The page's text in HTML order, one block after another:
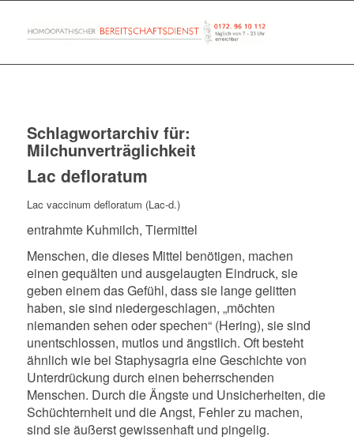
Schlagwortarchiv für:
Milchunverträglichkeit
Lac defloratum
Lac vaccinum defloratum (Lac-d.)
entrahmte Kuhmilch, Tiermittel
Menschen, die dieses Mittel benötigen, machen
einen gequälten und ausgelaugten Eindruck, sie
geben einem das Gefühl, dass sie lange gelitten
haben, sie sind niedergeschlagen, „möchten
niemanden sehen oder spechen“ (Hering), sie sind
unentschlossen, mutlos und ängstlich. Oft besteht
ähnlich wie bei Staphysagria eine Geschichte von
Unterdrückung durch einen beherrschenden
Menschen. Durch die Ängste und Unsicherheiten, die
Schüchternheit und die Angst, Fehler zu machen,
sind sie äußerst gewissenhaft und pingelig.